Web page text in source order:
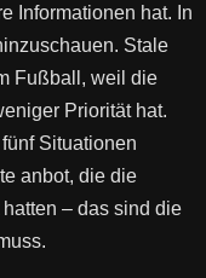
Informationen hat. In
Stale
Fußball, weil die
Priorität hat.
Situationen
anbot, die die
– das sind die